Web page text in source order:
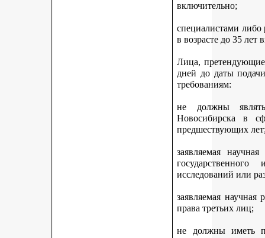
включительно;
специалистами
в возрасте до 35 лет
Лица,
дней до даты
требованиям:
не должны
Новосибирска в
предшествующих
заявляемая
исследований или
заявляемая
права третьих лиц;
не должны иметь